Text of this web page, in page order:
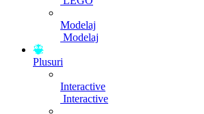
Modelaj
Modelaj
Plusuri
Interactive
Interactive